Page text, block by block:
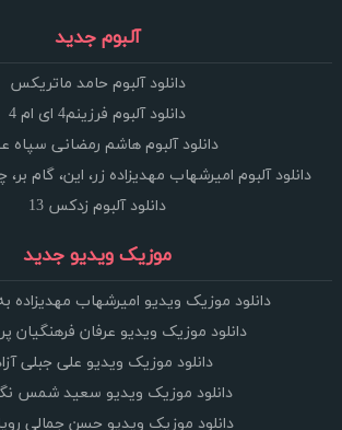
آلبوم جدید
دانلود آلبوم حامد ماتریکس
دانلود آلبوم فرزینم4 ای ام 4
دانلود آلبوم هاشم رمضانی سپاه
دانلود آلبوم امیرشهاب مهدیزاده زر، این، گام
دانلود آلبوم زدکس 13
موزیک ویدیو جدید
دانلود موزیک ویدیو امیرشهاب مهدیزاده
دانلود موزیک ویدیو عرفان فرهنگیان
دانلود موزیک ویدیو علی جبلی
دانلود موزیک ویدیو سعید شمس
دانلود موزیک ویدیو حسن جمالی